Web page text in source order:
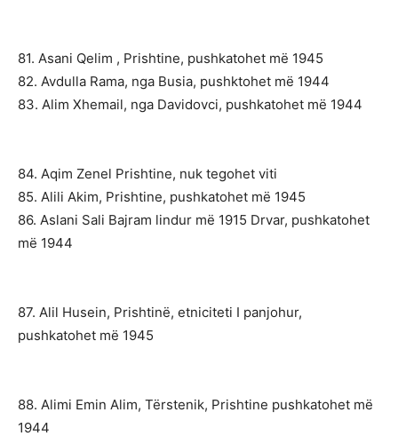
81. Asani Qelim , Prishtine, pushkatohet më 1945
82. Avdulla Rama, nga Busia, pushktohet më 1944
83. Alim Xhemail, nga Davidovci, pushkatohet më 1944
84. Aqim Zenel Prishtine, nuk tegohet viti
85. Alili Akim, Prishtine, pushkatohet më 1945
86. Aslani Sali Bajram lindur më 1915 Drvar, pushkatohet
më 1944
87. Alil Husein, Prishtinë, etniciteti I panjohur,
pushkatohet më 1945
88. Alimi Emin Alim, Tërstenik, Prishtine pushkatohet më
1944